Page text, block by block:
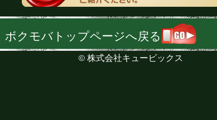
ボクモバトップページへ戻る
© 株式会社キュービックス